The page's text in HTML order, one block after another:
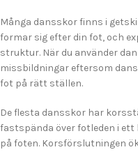
Många dansskor finns i
formar sig efter din fot, och
struktur. När du använder
missbildningar eftersom
fot på rätt ställen.
De flesta dansskor har
fastspända över fotleden i
på foten. Korsförslutningen